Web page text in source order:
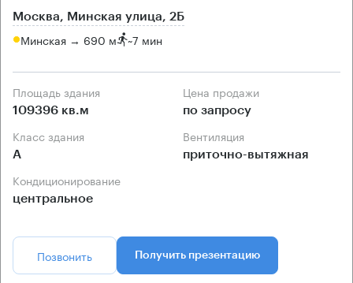
Москва, Минская улица, 2Б
Минская → 690 м ~7 мин
Площадь здания
109396 кв.м
Цена продажи
по запросу
Класс здания
А
Вентиляция
приточно-вытяжная
Кондиционирование
центральное
Позвонить Получить презентацию